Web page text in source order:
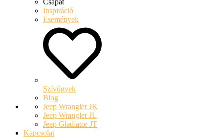
Inspiráció
Események
Szívügyek
Blog
Jeep Wrangler JK
Jeep Wrangler JL
Jeep Gladiator JT
Kapcsolat